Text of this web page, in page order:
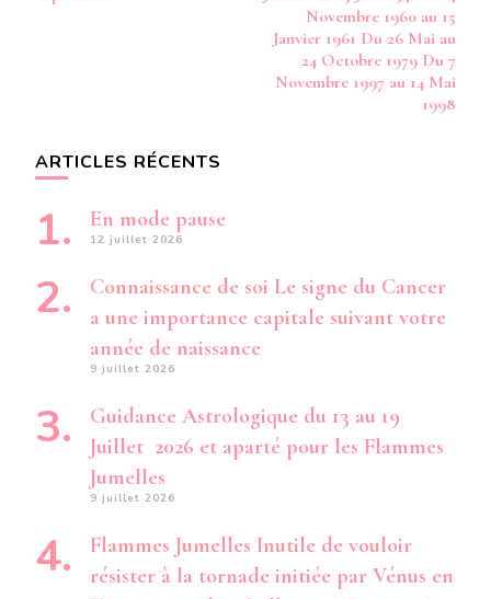
Novembre 1960 au 15
Janvier 1961 Du 26 Mai au
24 Octobre 1979 Du 7
Novembre 1997 au 14 Mai
1998
ARTICLES RÉCENTS
En mode pause
12 juillet 2026
Connaissance de soi Le signe du Cancer
a une importance capitale suivant votre
année de naissance
9 juillet 2026
Guidance Astrologique du 13 au 19
Juillet 2026 et aparté pour les Flammes
Jumelles
9 juillet 2026
Flammes Jumelles Inutile de vouloir
résister à la tornade initiée par Vénus en